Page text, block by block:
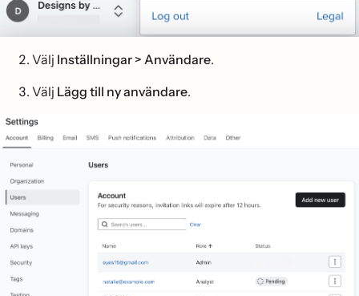
Välj Inställningar > Användare.
Välj Lägg till ny användare.